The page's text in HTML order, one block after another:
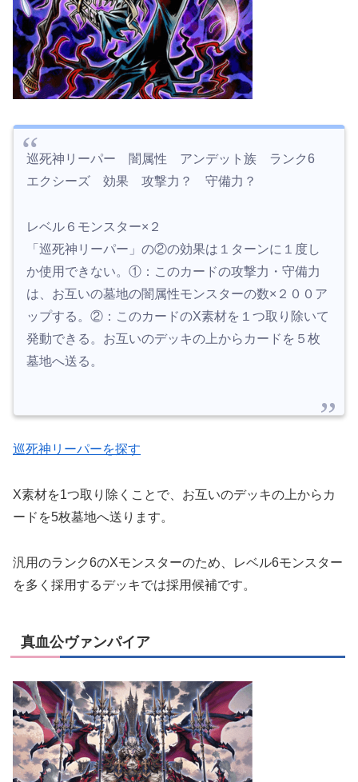
巡死神リーパー 闇属性 アンデット族 ランク6
エクシーズ 効果 攻撃力？ 守備力？
レベル６モンスター×２
「巡死神リーパー」の②の効果は１ターンに１度し
か使用できない。①：このカードの攻撃力・守備力
は、お互いの墓地の闇属性モンスターの数×２００ア
ップする。②：このカードのX素材を１つ取り除いて
発動できる。お互いのデッキの上からカードを５枚
墓地へ送る。
巡死神リーパーを探す
X素材を1つ取り除くことで、お互いのデッキの上からカ
ードを5枚墓地へ送ります。
汎用のランク6のXモンスターのため、レベル6モンスター
を多く採用するデッキでは採用候補です。
真血公ヴァンパイア